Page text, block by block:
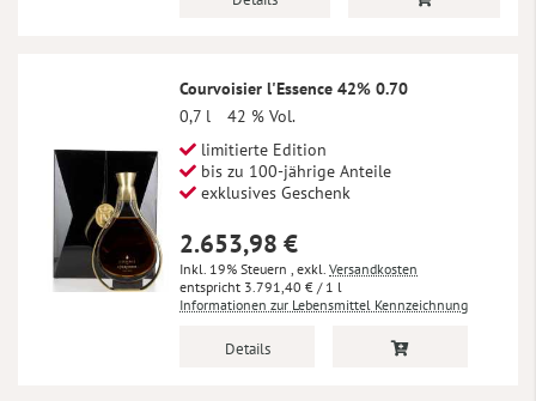
Courvoisier l'Essence 42% 0.70
0,7 l
42 % Vol.
limitierte Edition
bis zu 100-jährige Anteile
exklusives Geschenk
2.653,98 €
Inkl. 19% Steuern , exkl. Versandkosten
3.791,40 € / 1 l
Informationen zur Lebensmittel Kennzeichnung
Details